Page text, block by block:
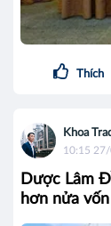
Thích
Khoa
10:15
Dược Lâm
hơn nửa